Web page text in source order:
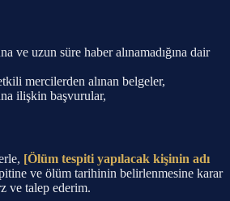
ve uzun süre haber alınamadığına dair
mercilerden alınan belgeler,
ilişkin başvurular,
[Ölüm tespiti yapılacak kişinin adı
ve ölüm tarihinin belirlenmesine karar
ve talep ederim.